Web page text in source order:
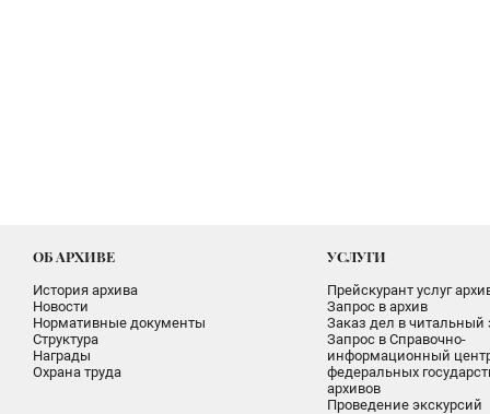
ОБ АРХИВЕ
История архива
Новости
Нормативные документы
Структура
Награды
Охрана труда
УСЛУГИ
Прейскурант услуг
Запрос в архив
Заказ дел в читальный
Запрос в Справочно-
информационный
федеральных
архивов
Проведение экскурсий